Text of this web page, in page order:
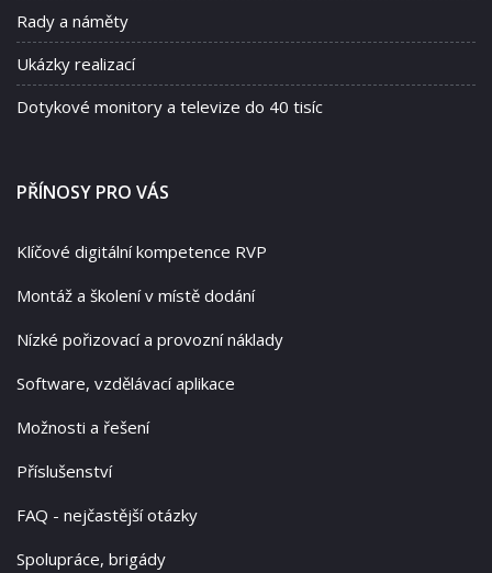
Rady a náměty
Ukázky realizací
Dotykové monitory a televize do 40 tisíc
PŘÍNOSY PRO VÁS
Klíčové digitální kompetence RVP
Montáž a školení v místě dodání
Nízké pořizovací a provozní náklady
Software, vzdělávací aplikace
Možnosti a řešení
Příslušenství
FAQ - nejčastější otázky
Spolupráce, brigády